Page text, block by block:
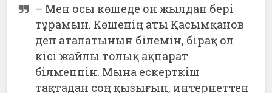
– Мен осы көшеде он жылдан бері
тұрамын. Көшенің аты Қасымқанов
деп аталатынын білемін, бірақ ол
кісі жайлы толық ақпарат
білмеппін. Мына ескерткіш
тақтадан соң қызығып, интернеттен